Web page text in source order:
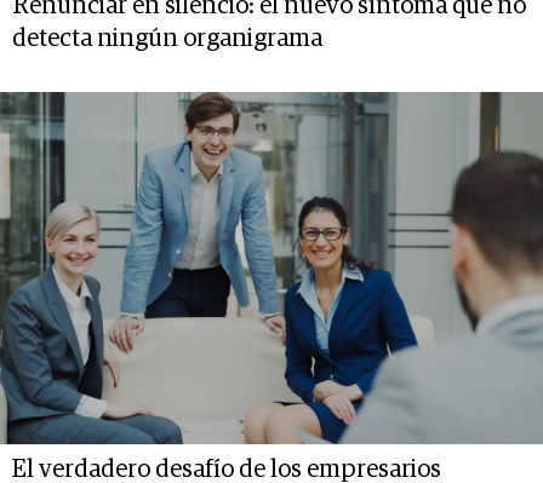
Renunciar en silencio: el nuevo síntoma que no
detecta ningún organigrama
El verdadero desafío de los empresarios